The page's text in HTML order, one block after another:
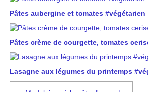
Pâtes aubergine et tomates #végétarien
Pâtes crème de courgette, tomates
Lasagne aux légumes du printemps